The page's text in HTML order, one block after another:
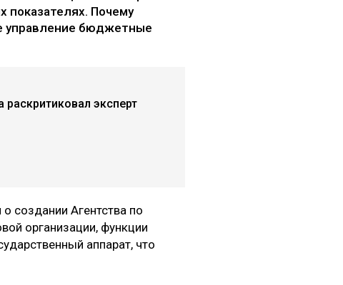
показателях. Почему
управление бюджетные
эксперт
создании Агентства по
организации, функции
аппарат, что